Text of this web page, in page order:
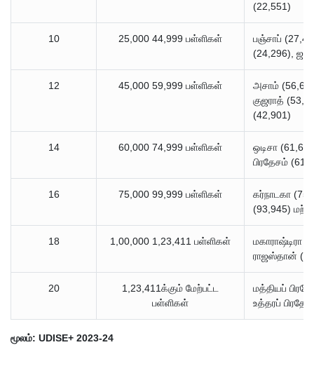
(22,551)
10 25,000 44,999 பள்ளிகள்
பஞ்சாப்
(24,296),
12 45,000 59,999 பள்ளிகள்
அசாம்
குஜராத்
(42,901)
14 60,000 74,999 பள்ளிகள்
ஒடிசா
பிரதேசம்
16 75,000 99,999 பள்ளிகள்
கர்நாடகா
(93,945)
18 1,00,000 1,23,411 பள்ளிகள்
மகாராஷ்டிரா
ராஜஸ்தான்
20
1,23,411க்கும் மேற்பட்ட
பள்ளிகள்
மத்தியப்
உத்தரப்
மூலம்: UDISE+ 2023-24